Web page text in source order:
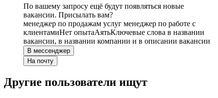
По вашему запросу ещё будут появляться новые
вакансии. Присылать вам?
менеджер по продажам услуг менеджер по работе с
клиентамиНет опытаАятьКлючевые слова в названии
вакансии, в названии компании и в описании вакансии
В мессенджер
На почту
Другие пользователи ищут